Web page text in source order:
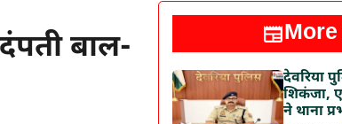
बाल-
देवरिया
शिकंजा,
ने थाना